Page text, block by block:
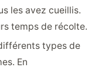
les avez cueillis.
temps de récolte.
types de
En